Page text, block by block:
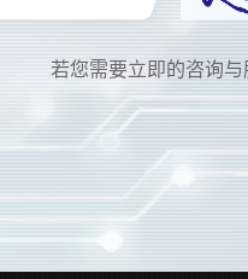
若您需要立即的咨询